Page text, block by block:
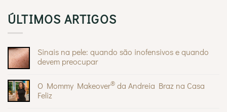
ÚLTIMOS ARTIGOS
Sinais na pele: quando são inofensivos e quando
devem preocupar
em
Sinais
na
O Mommy Makeover® da Andreia Braz na Casa
Feliz